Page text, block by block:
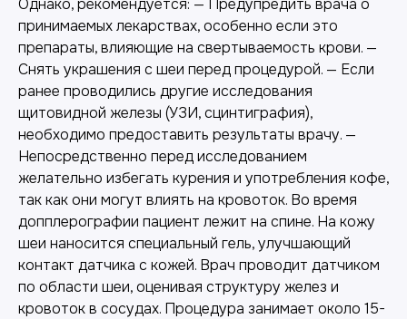
принимаемых лекарствах, особенно если это
препараты, влияющие на свертываемость крови. —
Снять украшения с шеи перед процедурой. — Если
ранее проводились другие исследования
щитовидной железы (УЗИ, сцинтиграфия),
необходимо предоставить результаты врачу. —
Непосредственно перед исследованием
желательно избегать курения и употребления кофе,
так как они могут влиять на кровоток. Во время
допплерографии пациент лежит на спине. На кожу
шеи наносится специальный гель, улучшающий
контакт датчика с кожей. Врач проводит датчиком
по области шеи, оценивая структуру желез и
кровоток в сосудах. Процедура занимает около 15-